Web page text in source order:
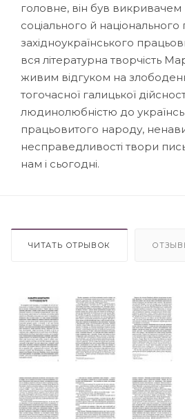
головне, він був викривачем
соціального й
західноукраїнського
вся літературна творчість
живим відгуком на
тогочасної галицької
людинолюбністю до
працьовитого народу,
несправедливості твори
нам і сьогодні.
ЧИТАТЬ ОТРЫВОК